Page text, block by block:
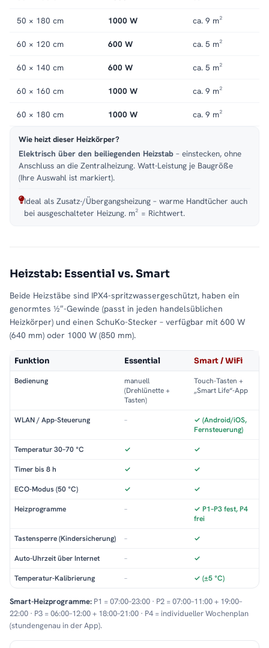
ALPIYA auch als Warmwasser-Heizkörper
erhältlich . Passendes Zubehör: separat erhältlich. Service:
Kundenservice
Montageservice
50 × 180 cm 1000 W ca. 9 m²
60 × 120 cm 600 W ca. 5 m²
60 × 140 cm 600 W ca. 5 m²
60 × 160 cm 1000 W ca. 9 m²
60 × 180 cm 1000 W ca. 9 m²
Wie heizt dieser Heizkörper?
Elektrisch über den beiliegenden Heizstab – einstecken, ohne
Anschluss an die Zentralheizung. Watt-Leistung je Baugröße
(Ihre Auswahl ist markiert).
Ideal als Zusatz-/Übergangsheizung – warme Handtücher auch
bei ausgeschalteter Heizung. m² = Richtwert.
Heizstab: Essential vs. Smart
Beide Heizstäbe sind IPX4-spritzwassergeschützt, haben ein
genormtes ½″-Gewinde (passt in jeden handelsüblichen
Heizkörper) und einen SchuKo-Stecker – verfügbar mit 600 W
(640 mm) oder 1000 W (850 mm).
Funktion Essential Smart / WiFi
Bedienung
manuell
(Drehlünette +
Tasten)
Touch-Tasten +
„Smart Life“-App
WLAN / App-Steuerung –
✓ (Android/iOS,
Fernsteuerung)
Temperatur 30–70 °C ✓ ✓
Timer bis 8 h ✓ ✓
ECO-Modus (50 °C) ✓ ✓
Heizprogramme –
✓ P1–P3 fest, P4
frei
Tastensperre (Kindersicherung) – ✓
Auto-Uhrzeit über Internet – ✓
Temperatur-Kalibrierung – ✓ (±5 °C)
Smart-Heizprogramme: P1 = 07:00–23:00 · P2 = 07:00–11:00 + 19:00–
22:00 · P3 = 06:00–12:00 + 18:00–21:00 · P4 = individueller Wochenplan
(stundengenau in der App).